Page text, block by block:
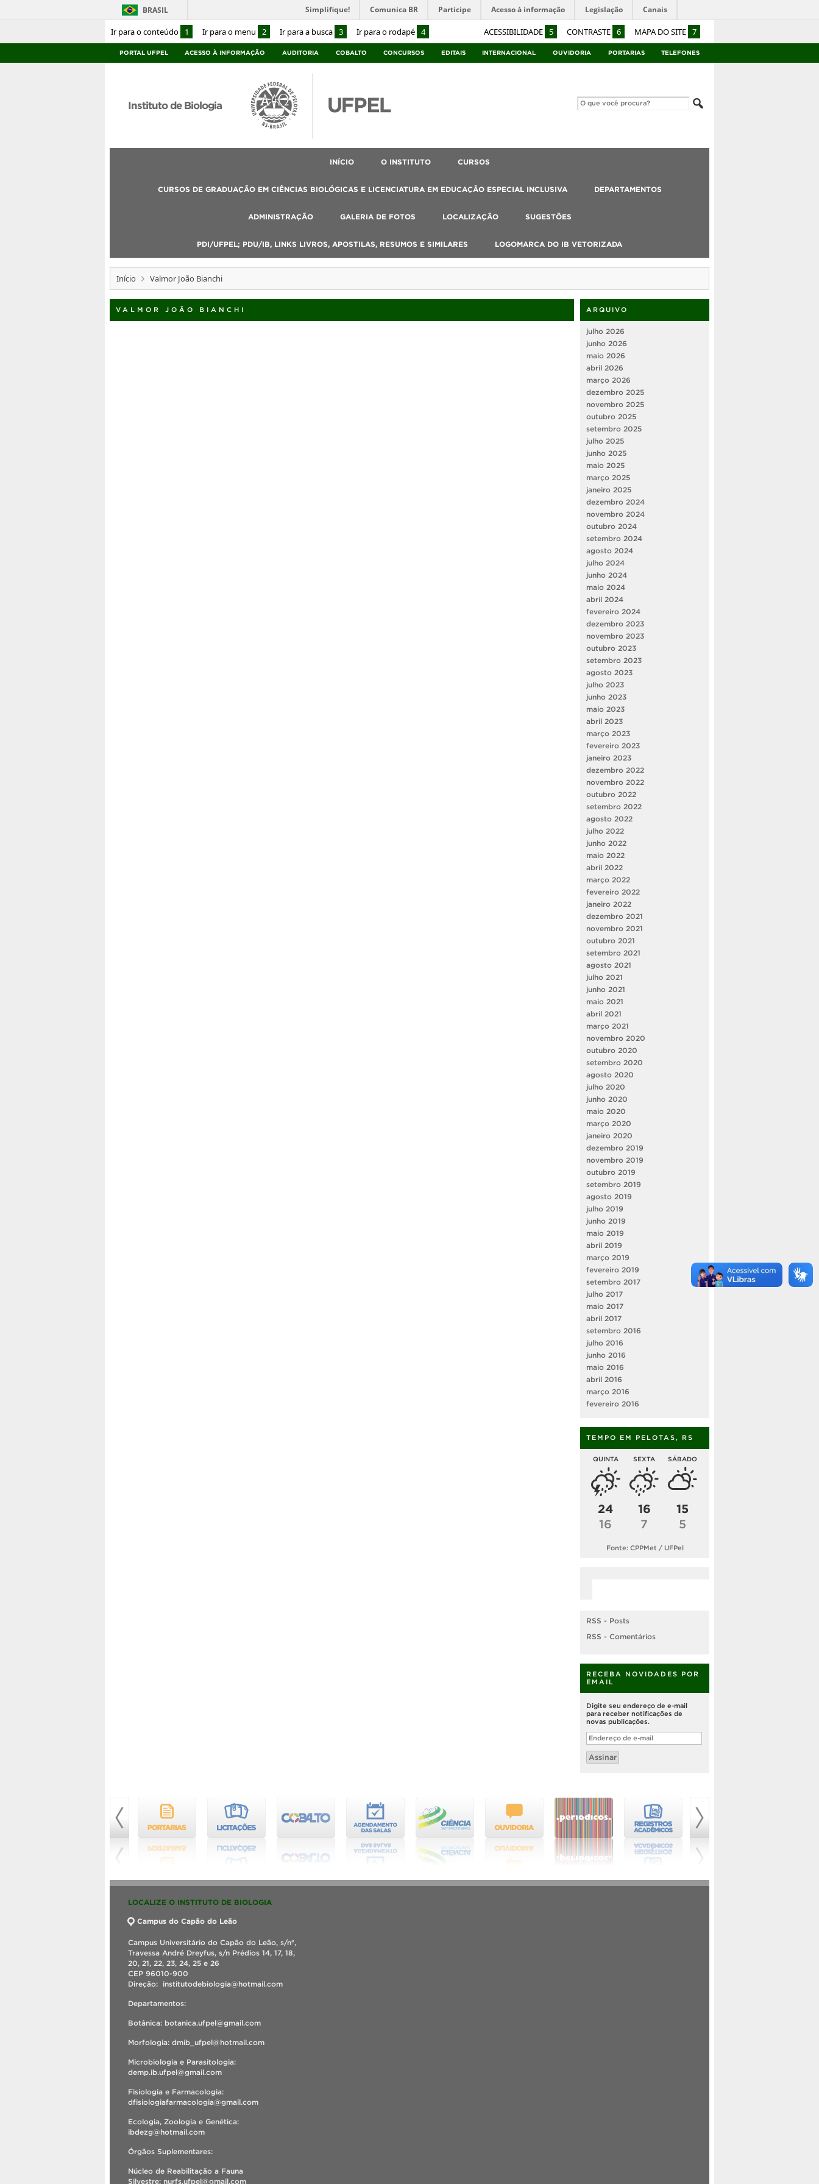
Ir para o conteúdo 1 Ir para o menu 2 Ir para a busca 3 Ir para o rodapé 4 ACESSIBILIDADE 5 CONTRASTE 6 MAPA DO SITE 7
BRASIL Simplifique! Comunica BR Participe Acesso à informação Legislação Canais
PORTAL UFPEL ACESSO À INFORMAÇÃO AUDITORIA COBALTO CONCURSOS EDITAIS INTERNACIONAL OUVIDORIA PORTARIAS TELEFONES
Instituto de Biologia
INÍCIO O INSTITUTO CURSOS
CURSOS DE GRADUAÇÃO EM CIÊNCIAS BIOLÓGICAS E LICENCIATURA EM EDUCAÇÃO ESPECIAL INCLUSIVA DEPARTAMENTOS
ADMINISTRAÇÃO GALERIA DE FOTOS LOCALIZAÇÃO SUGESTÕES
PDI/UFPEL; PDU/IB, LINKS LIVROS, APOSTILAS, RESUMOS E SIMILARES LOGOMARCA DO IB VETORIZADA
Início Valmor João Bianchi
VALMOR JOÃO BIANCHI ARQUIVO
julho 2026
junho 2026
maio 2026
abril 2026
março 2026
dezembro 2025
novembro 2025
outubro 2025
setembro 2025
julho 2025
junho 2025
maio 2025
março 2025
janeiro 2025
dezembro 2024
novembro 2024
outubro 2024
setembro 2024
agosto 2024
julho 2024
junho 2024
maio 2024
abril 2024
fevereiro 2024
dezembro 2023
novembro 2023
outubro 2023
setembro 2023
agosto 2023
julho 2023
junho 2023
maio 2023
abril 2023
março 2023
fevereiro 2023
janeiro 2023
dezembro 2022
novembro 2022
outubro 2022
setembro 2022
agosto 2022
julho 2022
junho 2022
maio 2022
abril 2022
março 2022
fevereiro 2022
janeiro 2022
dezembro 2021
novembro 2021
outubro 2021
setembro 2021
agosto 2021
julho 2021
junho 2021
maio 2021
abril 2021
março 2021
novembro 2020
outubro 2020
setembro 2020
agosto 2020
julho 2020
junho 2020
maio 2020
março 2020
janeiro 2020
dezembro 2019
novembro 2019
outubro 2019
setembro 2019
agosto 2019
julho 2019
junho 2019
maio 2019
abril 2019
março 2019
fevereiro 2019
setembro 2017
julho 2017
maio 2017
abril 2017
setembro 2016
julho 2016
junho 2016
maio 2016
abril 2016
março 2016
fevereiro 2016
TEMPO EM PELOTAS, RS
QUINTA
24
16
SEXTA
16
7
SÁBADO
15
5
Fonte: CPPMet / UFPel
RSS - Posts
RSS - Comentários
RECEBA NOVIDADES POR
EMAIL
Digite seu endereço de e-mail
para receber notificações de
novas publicações.
Endereço
de
e-
mail
Assinar
LOCALIZE O INSTITUTO DE BIOLOGIA
Campus do Capão do Leão
Campus Universitário do Capão do Leão, s/nº,
Travessa André Dreyfus, s/n Prédios 14, 17, 18,
20, 21, 22, 23, 24, 25 e 26
CEP 96010-900
Direção: institutodebiologia@hotmail.com
Departamentos:
Botânica: botanica.ufpel@gmail.com
Morfologia: dmib_ufpel@hotmail.com
Microbiologia e Parasitologia:
demp.ib.ufpel@gmail.com
Fisiologia e Farmacologia:
dfisiologiafarmacologia@gmail.com
Ecologia, Zoologia e Genética:
ibdezg@hotmail.com
Órgãos Suplementares:
Núcleo de Reabilitação a Fauna
Silvestre: nurfs.ufpel@gmail.com